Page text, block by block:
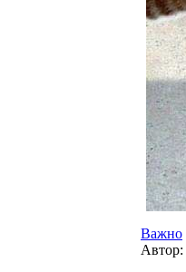
Важно
Автор: